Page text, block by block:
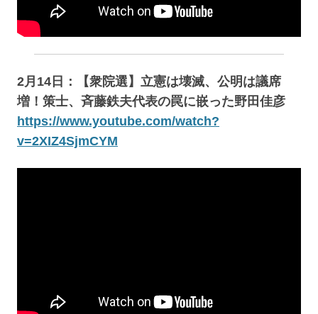
2月14日：【衆院選】立憲は壊滅、公明は議席
増！策士、斉藤鉄夫代表の罠に嵌った野田佳彦
https://www.youtube.com/watch?
v=2XIZ4SjmCYM